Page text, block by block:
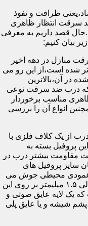
ظرافت و نفوذ
سرقت انتظار ظاهری
قصد داریم به معرفی
بیان کنیم:
منازل در دهه اخیر
شده است،از این رو می
در آن،بالاترین
که درب ضد سرقت نوعی
مناسب برخوردار
انواع آن را بررسی
از یک کلاف فلزی با
پروفیل بسته به
مقاومت بیشتر درب در
با همان سایز پروفیل های
عمودی محیطی جوش می
شود و در انتها ورق فولادی با ضخامت ۰.۷ الی ۱.۵ میلیمتر بر روی این
یک لایه عایق صوتی و
شیشه و یا عایق پلی